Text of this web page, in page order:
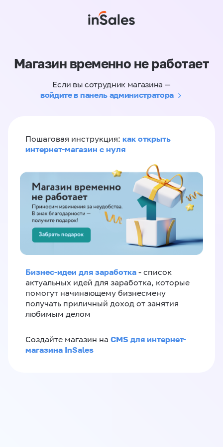
Магазин временно не работает
Если вы сотрудник магазина —
войдите в панель администратора
Пошаговая инструкция: как открыть
интернет-магазин с нуля
Бизнес-идеи для заработка - список
актуальных идей для заработка, которые
помогут начинающему бизнесмену
получать приличный доход от занятия
любимым делом
Создайте магазин на CMS для интернет-
магазина InSales